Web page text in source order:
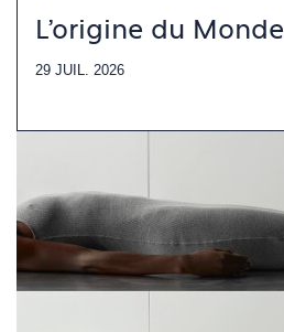
L'origine du Monde
29 JUIL. 2026